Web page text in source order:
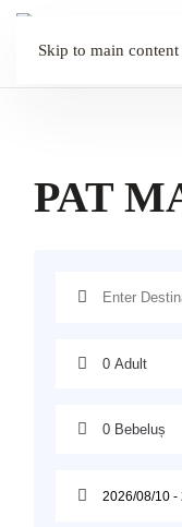
Skip to main content
PAT